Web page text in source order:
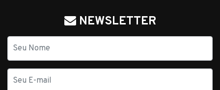
NEWSLETTER
mail